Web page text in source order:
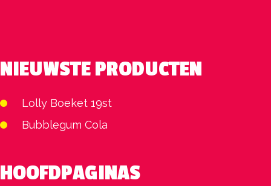
NIEUWSTE PRODUCTEN
Lolly Boeket 19st
Bubblegum Cola
HOOFDPAGINAS